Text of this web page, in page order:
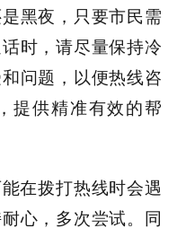
黑夜，只要市民需
时，请尽量保持冷
问题，以便热线咨
提供精准有效的帮
在拨打热线时会遇
心，多次尝试。同